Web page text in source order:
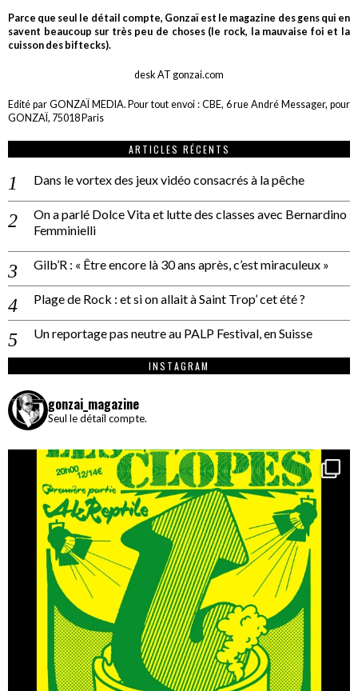
Parce que seul le détail compte, Gonzaï est le magazine des gens qui en
savent beaucoup sur très peu de choses (le rock, la mauvaise foi et la
cuisson des biftecks).
desk AT gonzai.com
Edité par GONZAÏ MEDIA. Pour tout envoi : CBE, 6 rue André Messager, pour
GONZAÏ, 75018 Paris
ARTICLES RÉCENTS
Dans le vortex des jeux vidéo consacrés à la pêche
On a parlé Dolce Vita et lutte des classes avec Bernardino
Femminielli
Gilb’R : « Être encore là 30 ans après, c’est miraculeux »
Plage de Rock : et si on allait à Saint Trop’ cet été ?
Un reportage pas neutre au PALP Festival, en Suisse
INSTAGRAM
gonzai_magazine
Seul le détail compte.